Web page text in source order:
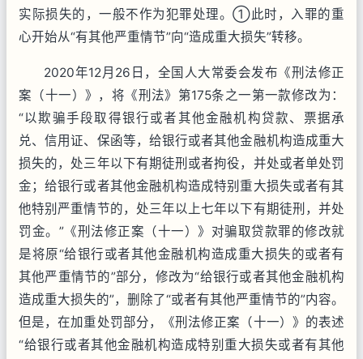
实际损失的，一般不作为犯罪处理。①此时，入罪的重
心开始从“有其他严重情节”向“造成重大损失”转移。
2020年12月26日，全国人大常委会发布《刑法修正
案（十一）》，将《刑法》第175条之一第一款修改为：
“以欺骗手段取得银行或者其他金融机构贷款、票据承
兑、信用证、保函等，给银行或者其他金融机构造成重大
损失的，处三年以下有期徒刑或者拘役，并处或者单处罚
金；给银行或者其他金融机构造成特别重大损失或者有其
他特别严重情节的，处三年以上七年以下有期徒刑，并处
罚金。”《刑法修正案（十一）》对骗取贷款罪的修改就
是将原“给银行或者其他金融机构造成重大损失的或者有
其他严重情节的”部分，修改为“给银行或者其他金融机构
造成重大损失的”，删除了“或者有其他严重情节的”内容。
但是，在加重处罚部分，《刑法修正案（十一）》的表述
“给银行或者其他金融机构造成特别重大损失或者有其他